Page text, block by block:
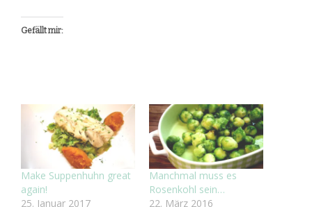
Gefällt mir:
Make Suppenhuhn great
again!
25. Januar 2017
Manchmal muss es
Rosenkohl sein…
22. März 2016